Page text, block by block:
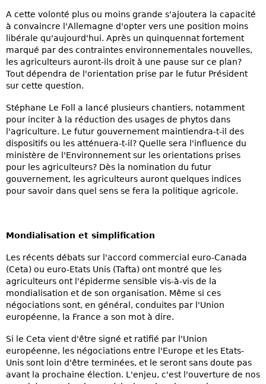
A cette volonté plus ou moins grande s'ajoutera la capacité
à convaincre l'Allemagne d'opter vers une position moins
libérale qu'aujourd'hui. Après un quinquennat fortement
marqué par des contraintes environnementales nouvelles,
les agriculteurs auront-ils droit à une pause sur ce plan?
Tout dépendra de l'orientation prise par le futur Président
sur cette question.
Stéphane Le Foll a lancé plusieurs chantiers, notamment
pour inciter à la réduction des usages de phytos dans
l'agriculture. Le futur gouvernement maintiendra-t-il des
dispositifs ou les atténuera-t-il? Quelle sera l'influence du
ministère de l'Environnement sur les orientations prises
pour les agriculteurs? Dès la nomination du futur
gouvernement, les agriculteurs auront quelques indices
pour savoir dans quel sens se fera la politique agricole.
Mondialisation et simplification
Les récents débats sur l'accord commercial euro-Canada
(Ceta) ou euro-Etats Unis (Tafta) ont montré que les
agriculteurs ont l'épiderme sensible vis-à-vis de la
mondialisation et de son organisation. Même si ces
négociations sont, en général, conduites par l'Union
européenne, la France a son mot à dire.
Si le Ceta vient d'être signé et ratifié par l'Union
européenne, les négociations entre l'Europe et les Etats-
Unis sont loin d'être terminées, et le seront sans doute pas
avant la prochaine élection. L'enjeu, c'est l'ouverture de nos